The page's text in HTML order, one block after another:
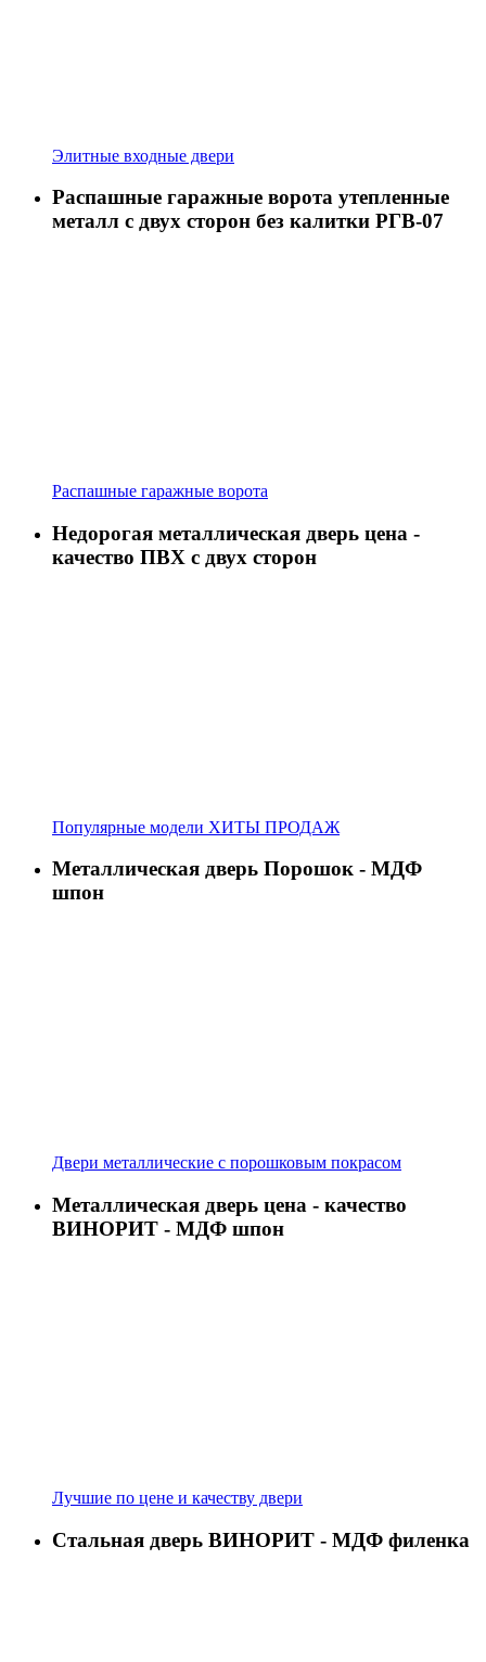
Элитные входные двери
Распашные гаражные ворота утепленные
металл с двух сторон без калитки РГВ-07
Распашные гаражные ворота
Недорогая металлическая дверь цена -
качество ПВХ с двух сторон
Популярные модели ХИТЫ ПРОДАЖ
Металлическая дверь Порошок - МДФ
шпон
Двери металлические с порошковым покрасом
Металлическая дверь цена - качество
ВИНОРИТ - МДФ шпон
Лучшие по цене и качеству двери
Стальная дверь ВИНОРИТ - МДФ филенка